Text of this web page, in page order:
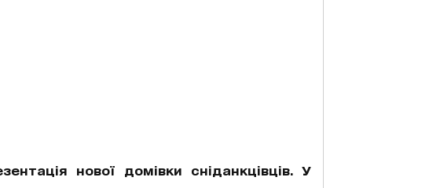
нової домівки сніданкцівців. У